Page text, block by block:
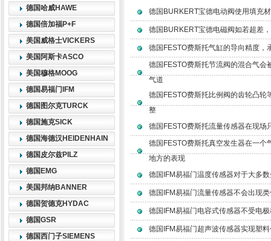
德国哈威HAWE
德国倍加福P+F
美国威格士VICKERS
美国阿斯卡ASCO
美国穆格MOOG
德国易福门IFM
德国图尔克TURCK
德国施克SICK
德国海德汉HEIDENHAIN
德国皮尔兹PILZ
德国EMG
美国邦纳BANNER
德国贺德克HYDAC
德国GSR
德国西门子SIEMENS
德国BURKERT宝德电动阀使用填充
德国BURKERT宝德电磁阀如若超差
德国FESTO费斯托气缸的导向精度，
德国FESTO费斯托节流阀的混合气会
气道
德国FESTO费斯托比例阀的齿轮凸轮
整
德国FESTO费斯托流量传感器在现场
德国FESTO费斯托真空发生器在一个
地方的表现
德国IFM易福门温度传感器对于大多
德国IFM易福门流量传感器不会出现
德国IFM易福门电容式传感器不受电
德国IFM易福门超声波传感器实现塑